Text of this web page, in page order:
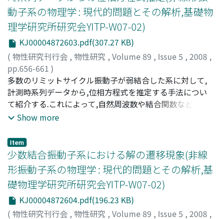
動子系の物理学 : 現代的問題とその解析,基礎物
理学研究所研究会YITP-W07-02)
KJ00004872603.pdf(307.27 KB)
( 物性研究刊行会 , 物性研究 , Volume 89 , Issue 5 , 2008 ,
pp.656-661 )
徳田, 功; Tokuda, Isao;トクダ, イサオ
多数のリミットサイクル振動子が弱結合した系に対して,
計測時系列データから,位相方程式を推定する手法につい
て紹介する.これによって,自然周波数や結合関数など,位相
方程式を特徴つける重要な量を逆推定することが可能とな
子が結合した場合のみを扱ってきたのに対して,三つ以上
の多数の振動子が結合した系にも適用可能である点が本手
法の特徴である.このような非侵襲的な方法は,視床下部視
交叉上核(SCN)のニューロンなど,生物系の複雑ネットワー
クへの応用が期待される.
Show more
Item
少数結合振動子系における解の遷移現象(非線
形振動子系の物理学 : 現代的問題とその解析,基
礎物理学研究所研究会YITP-W07-02)
KJ00004872604.pdf(196.23 KB)
( 物性研究刊行会 , 物性研究 , Volume 89 , Issue 5 , 2008 ,